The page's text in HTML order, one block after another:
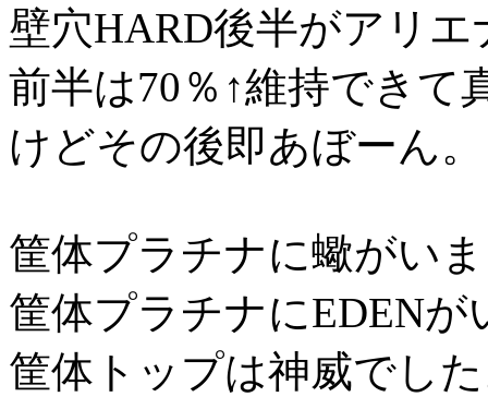
壁穴HARD後半がアリエ
前半は70％↑維持できて
けどその後即あぼーん。
筐体プラチナに蠍がい
筐体プラチナにEDEN
筐体トップは神威でし